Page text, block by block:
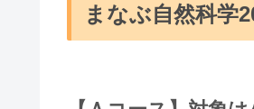
まなぶ自然科学